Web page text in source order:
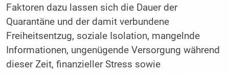
Faktoren dazu lassen sich die Dauer der
Quarantäne und der damit verbundene
Freiheitsentzug, soziale Isolation, mangelnde
Informationen, ungenügende Versorgung während
dieser Zeit, finanzieller Stress sowie